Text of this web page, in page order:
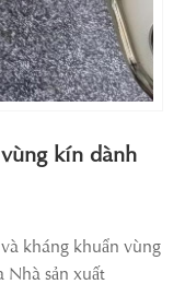
kín dành
kháng khuẩn vùng
Nhà sản xuất